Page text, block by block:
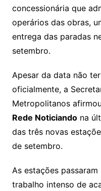
concessionária que
operários das obras,
entrega das paradas
setembro.
Apesar da data não
oficialmente, a
Metropolitanos
Rede Noticiandona
das três novas
de setembro.
As estações
trabalho intenso de